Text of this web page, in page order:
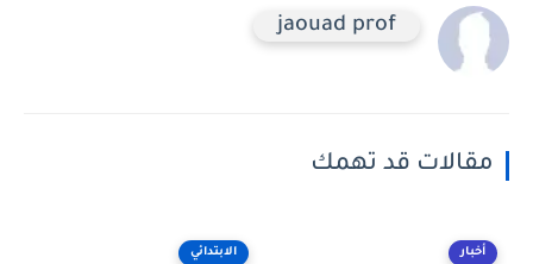
jaouad prof
مقالات قد تهمك
أخبار الابتدائي